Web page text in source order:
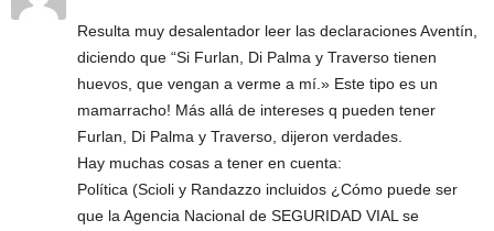
Resulta muy desalentador leer las declaraciones Aventín,
diciendo que “Si Furlan, Di Palma y Traverso tienen
huevos, que vengan a verme a mí.» Este tipo es un
mamarracho! Más allá de intereses q pueden tener
Furlan, Di Palma y Traverso, dijeron verdades.
Hay muchas cosas a tener en cuenta:
Política (Scioli y Randazzo incluidos ¿Cómo puede ser
que la Agencia Nacional de SEGURIDAD VIAL se